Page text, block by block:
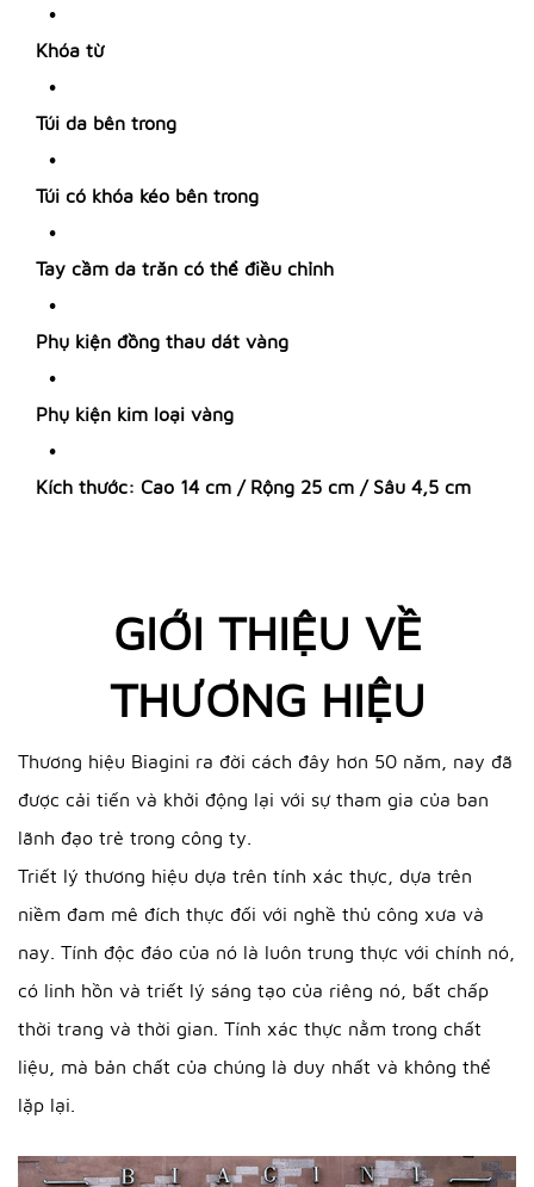
Khóa từ
Túi da bên trong
Túi có khóa kéo bên trong
Tay cầm da trăn có thể điều chỉnh
Phụ kiện đồng thau dát vàng
Phụ kiện kim loại vàng
Kích thước: Cao 14 cm / Rộng 25 cm / Sâu 4,5 cm
GIỚI THIỆU VỀ
THƯƠNG HIỆU
Thương hiệu Biagini ra đời cách đây hơn 50 năm, nay đã
được cải tiến và khởi động lại với sự tham gia của ban
lãnh đạo trẻ trong công ty.
Triết lý thương hiệu dựa trên tính xác thực, dựa trên
niềm đam mê đích thực đối với nghề thủ công xưa và
nay. Tính độc đáo của nó là luôn trung thực với chính nó,
có linh hồn và triết lý sáng tạo của riêng nó, bất chấp
thời trang và thời gian. Tính xác thực nằm trong chất
liệu, mà bản chất của chúng là duy nhất và không thể
lặp lại.